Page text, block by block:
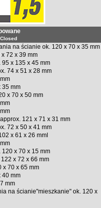
na ścianie ok. 120 x 70 x 35 mm
72 x 39 mm
x 135 x 45 mm
74 x 51 x 28 mm
35 mm
x 70 x 50 mm
121 x 71 x 31 mm
72 x 50 x 41 mm
x 61 x 26 mml
x 70 x 15 mm
x 72 x 66 mm
x 70 x 65 mm
40 mm
mm
na ścianie"mieszkanie" ok. 120 x